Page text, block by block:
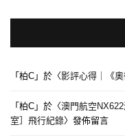
「 柏C 」於〈影評心得｜《
「 柏C 」於〈澳門航空
室］飛行紀錄〉發佈留言